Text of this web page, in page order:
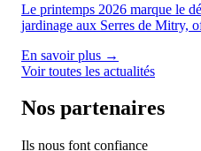
Le printemps 2026 marque le
jardinage aux Serres de Mitry,
En savoir plus →
Voir toutes les actualités
Nos partenaires
Ils nous font confiance